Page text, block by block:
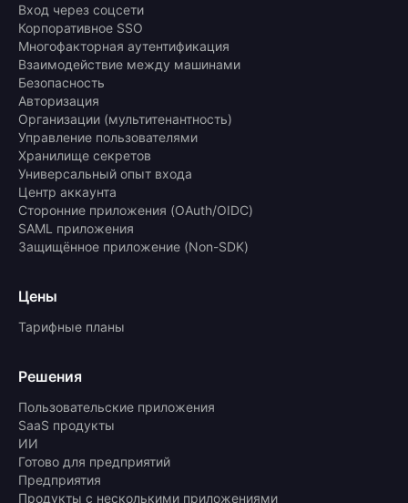
Вход через соцсети
Корпоративное SSO
Многофакторная аутентификация
Взаимодействие между машинами
Безопасность
Авторизация
Организации (мультитенантность)
Управление пользователями
Хранилище секретов
Универсальный опыт входа
Центр аккаунта
Сторонние приложения (OAuth/OIDC)
SAML приложения
Защищённое приложение (Non-SDK)
Цены
Тарифные планы
Решения
Пользовательские приложения
SaaS продукты
ИИ
Готово для предприятий
Предприятия
Продукты с несколькими приложениями